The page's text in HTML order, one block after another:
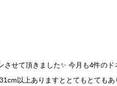
させて頂きました✨ 今月も4件の
以上ありますととてもとてもあ